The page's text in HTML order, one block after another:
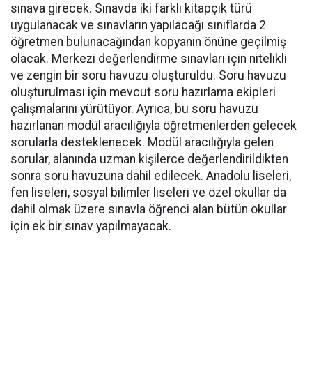
sınava girecek. Sınavda iki farklı kitapçık türü
uygulanacak ve sınavların yapılacağı sınıflarda 2
öğretmen bulunacağından kopyanın önüne geçilmiş
olacak. Merkezi değerlendirme sınavları için nitelikli
ve zengin bir soru havuzu oluşturuldu. Soru havuzu
oluşturulması için mevcut soru hazırlama ekipleri
çalışmalarını yürütüyor. Ayrıca, bu soru havuzu
hazırlanan modül aracılığıyla öğretmenlerden gelecek
sorularla desteklenecek. Modül aracılığıyla gelen
sorular, alanında uzman kişilerce değerlendirildikten
sonra soru havuzuna dahil edilecek. Anadolu liseleri,
fen liseleri, sosyal bilimler liseleri ve özel okullar da
dahil olmak üzere sınavla öğrenci alan bütün okullar
için ek bir sınav yapılmayacak.